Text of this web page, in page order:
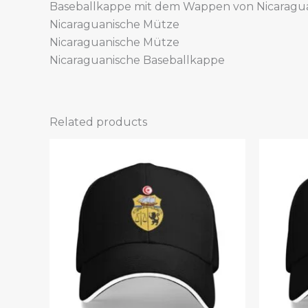
Baseballkappe mit dem Wappen von
Nicaraguanische Mütze
Nicaraguanische Mütze
Nicaraguanische Baseballkappe
Related products